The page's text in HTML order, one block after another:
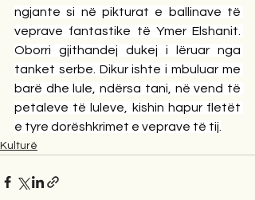
ngjante si në pikturat e ballinave të
veprave fantastike të Ymer Elshanit.
Oborri gjithandej dukej i lëruar nga
tanket serbe. Dikur ishte i mbuluar me
barë dhe lule, ndërsa tani, në vend të
petaleve të luleve, kishin hapur fletët
e tyre dorëshkrimet e veprave të tij.
Kulturë